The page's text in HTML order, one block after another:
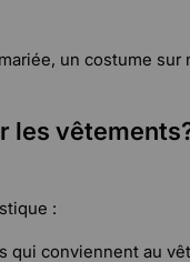
un costume
les
:
qui conviennent au